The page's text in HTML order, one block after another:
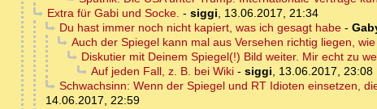
Extra für Gabi und Socke. - siggi, 13.06.2017, 21:34
Du hast immer noch nicht kapiert, was ich gesagt habe-
Auch der Spiegel kann mal aus Versehen richtig liegen,
Diskutier mit Deinem Spiegel(!) Bild weiter. Mir echt zu
Auf jeden Fall, z. B. bei Wiki- siggi, 13.06.2017, 23:08
Schwachsinn: Wenn der Spiegel und RT Idioten einsetzen,
14.06.2017, 22:59